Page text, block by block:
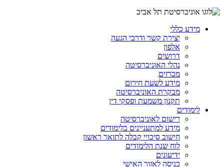
מידע כללי
יצירת קשר ודרכי הגעה
אלפון
דרושים
נהלי האוניברסיטה
מכרזים
מידע לשעת חירום
מבקרת האוניברסיטה
תקנון משמעת ופסקי דין
לימודים
רישום לאוניברסיטה
מידע למתעניינים בלימודים
חישוב סיכויי קבלה לתואר ראשון
לוח שנת הלימודים
ידיעונים
כניסה לאזור האישי